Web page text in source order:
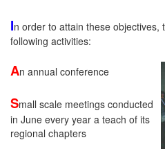
In order to attain these objectives,
following activities:
An annual conference
Small scale meetings conducted
in June every year a teach of its
regional chapters